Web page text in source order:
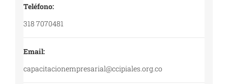
Teléfono:
318 7070481
Email:
capacitacionempresarial@ccipiales.org.co